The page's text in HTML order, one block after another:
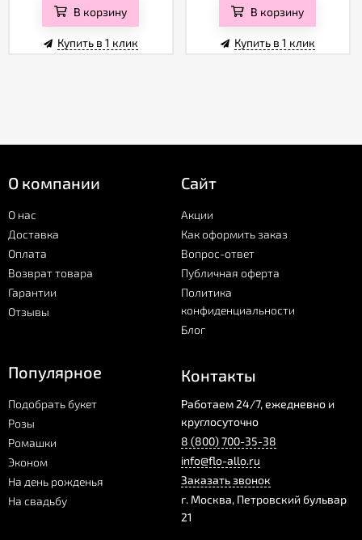
В корзину
Купить в 1 клик
В корзину
Купить в 1 клик
О компании
О нас
Доставка
Оплата
Возврат товара
Гарантии
Отзывы
Сайт
Акции
Как оформить заказ
Вопрос-ответ
Публичная оферта
Политика
конфиденциальности
Блог
Популярное
Подобрать букет
Розы
Ромашки
Эконом
На день рожденья
На свадьбу
Контакты
Работаем 24/7, ежедневно и
круглосуточно
8 (800) 700-35-38
info@flo-allo.ru
Заказать звонок
г. Москва, Петровский бульвар
21